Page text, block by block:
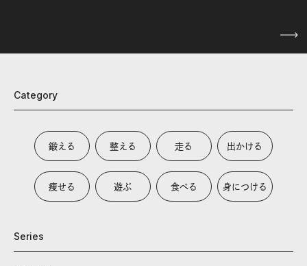
Category
鍛える 整える 走る 出かける
痩せる 遊ぶ 食べる 身につける
Series